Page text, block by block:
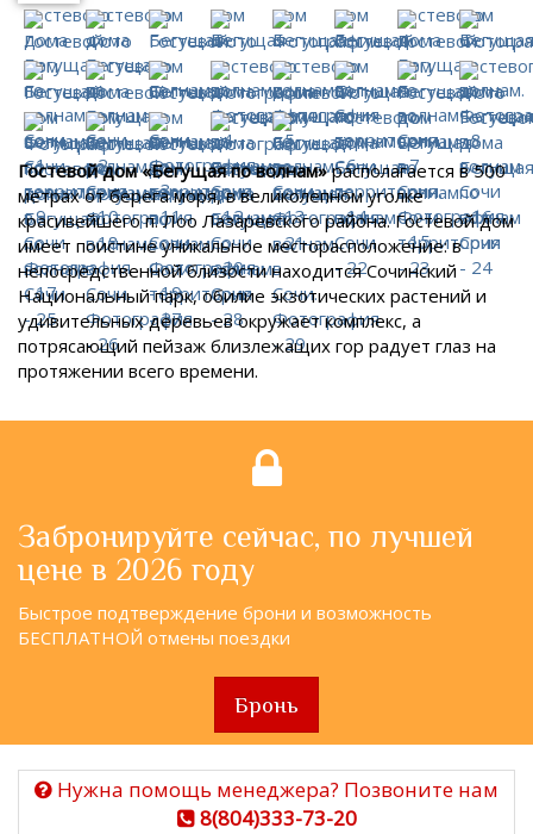
Гостевой дом «Бегущая по волнам»располагается в 500
метрах от берега моря, в великолепном уголке
красивейшего п. Лоо Лазаревского района. Гостевой дом
имеет поистине уникальное месторасположение: в
непосредственной близости находится Сочинский
Национальный парк, обилие экзотических растений и
удивительных деревьев окружает комплекс, а
потрясающий пейзаж близлежащих гор радует глаз на
протяжении всего времени.
Забронируйте сейчас, по лучшей
цене в 2026 году
Быстрое подтверждение брони и возможность
БЕСПЛАТНОЙ отмены поездки
Бронь
Нужна помощь менеджера? Позвоните нам
8(804)333-73-20